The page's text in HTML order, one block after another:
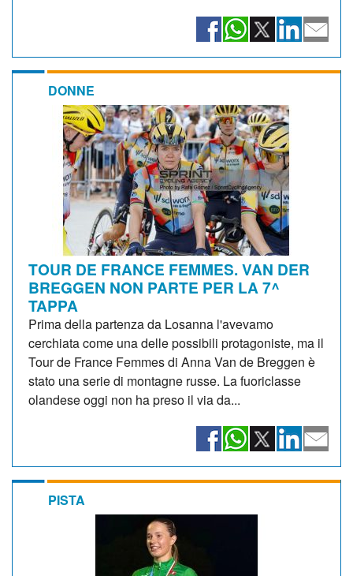
DONNE
TOUR DE FRANCE FEMMES. VAN DER
BREGGEN NON PARTE PER LA 7^
TAPPA
Prima della partenza da Losanna l'avevamo
cerchiata come una delle possibili protagoniste, ma il
Tour de France Femmes di Anna Van de Breggen è
stato una serie di montagne russe. La fuoriclasse
olandese oggi non ha preso il via da...
PISTA